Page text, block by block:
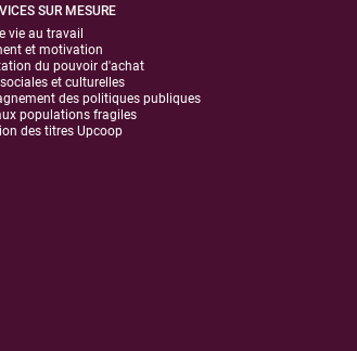
SUR MESURE
vie au travail
et motivation
du pouvoir d'achat
et culturelles
des politiques publiques
populations fragiles
des titres Upcoop